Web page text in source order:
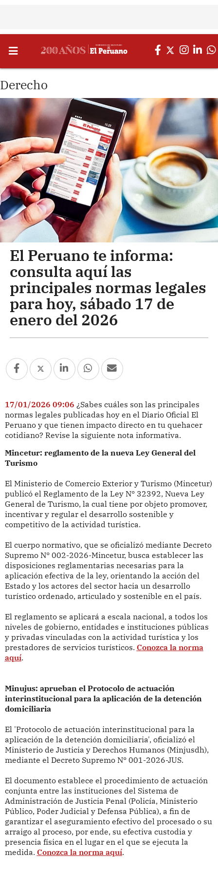
Derecho
El Peruano te informa:
consulta aquí las
principales normas legales
para hoy, sábado 17 de
enero del 2026
17/01/2026 09:06 ¿Sabes cuáles son las principales
normas legales publicadas hoy en el Diario Oficial El
Peruano y que tienen impacto directo en tu quehacer
cotidiano? Revise la siguiente nota informativa.
Mincetur: reglamento de la nueva Ley General del
Turismo
El Ministerio de Comercio Exterior y Turismo (Mincetur)
publicó el Reglamento de la Ley N° 32392, Nueva Ley
General de Turismo, la cual tiene por objeto promover,
incentivar y regular el desarrollo sostenible y
competitivo de la actividad turística.
El cuerpo normativo, que se oficializó mediante Decreto
Supremo N° 002-2026-Mincetur, busca establecer las
disposiciones reglamentarias necesarias para la
aplicación efectiva de la ley, orientando la acción del
Estado y los actores del sector hacia un desarrollo
turístico ordenado, articulado y sostenible en el país.
El reglamento se aplicará a escala nacional, a todos los
niveles de gobierno, entidades e instituciones públicas
y privadas vinculadas con la actividad turística y los
prestadores de servicios turísticos. Conozca la norma
aquí.
Minujus: aprueban el Protocolo de actuación
interinstitucional para la aplicación de la detención
domiciliaria
El 'Protocolo de actuación interinstitucional para la
aplicación de la detención domiciliaria', oficializó el
Ministerio de Justicia y Derechos Humanos (Minjusdh),
mediante el Decreto Supremo N° 001-2026-JUS.
El documento establece el procedimiento de actuación
conjunta entre las instituciones del Sistema de
Administración de Justicia Penal (Policía, Ministerio
Público, Poder Judicial y Defensa Pública), a fin de
garantizar el aseguramiento efectivo del procesado o su
arraigo al proceso, por ende, su efectiva custodia y
presencia física en el lugar en el que se ejecuta la
medida. Conozca la norma aquí.